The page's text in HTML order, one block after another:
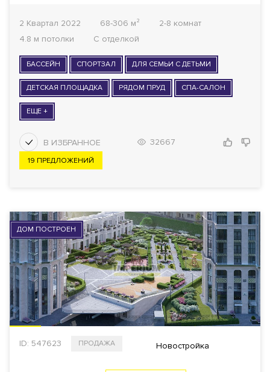
2 Квартал 2022 68-306 м²
2-8 комнат
4.8 м потолки
С отделкой
БАССЕЙН СПОРТЗАЛ ДЛЯ СЕМЬИ С ДЕТЬМИ
ДЕТСКАЯ ПЛОЩАДКА РЯДОМ ПРУД СПА-САЛОН
ЕЩЕ +
32667
19 ПРЕДЛОЖЕНИЙ
ДОМ ПОСТРОЕН
ID: 547623 ПРОДАЖА Новостройка